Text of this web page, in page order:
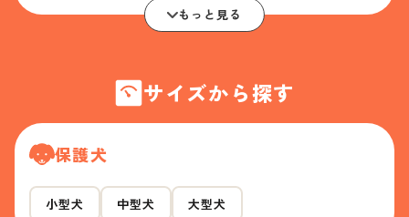
もっと見る
サイズから探す
保護犬
小型犬 中型犬 大型犬